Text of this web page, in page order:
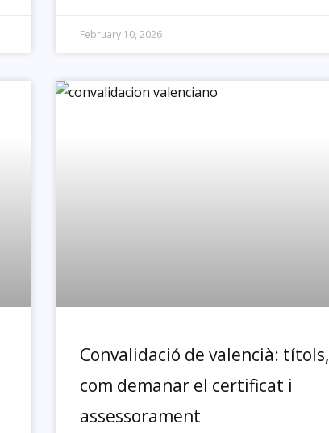
February 10, 2026
Convalidació de valencià: títols,
com demanar el certificat i
assessorament